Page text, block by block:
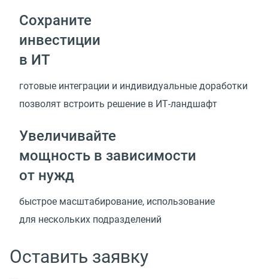
Сохраните
инвестиции
в ИТ
готовые интеграции и индивидуальные доработки
позволят встроить решение в ИТ-ландшафт
Увеличивайте
мощность в зависимости
от нужд
быстрое масштабирование, использование
для нескольких подразделений
Оставить заявку